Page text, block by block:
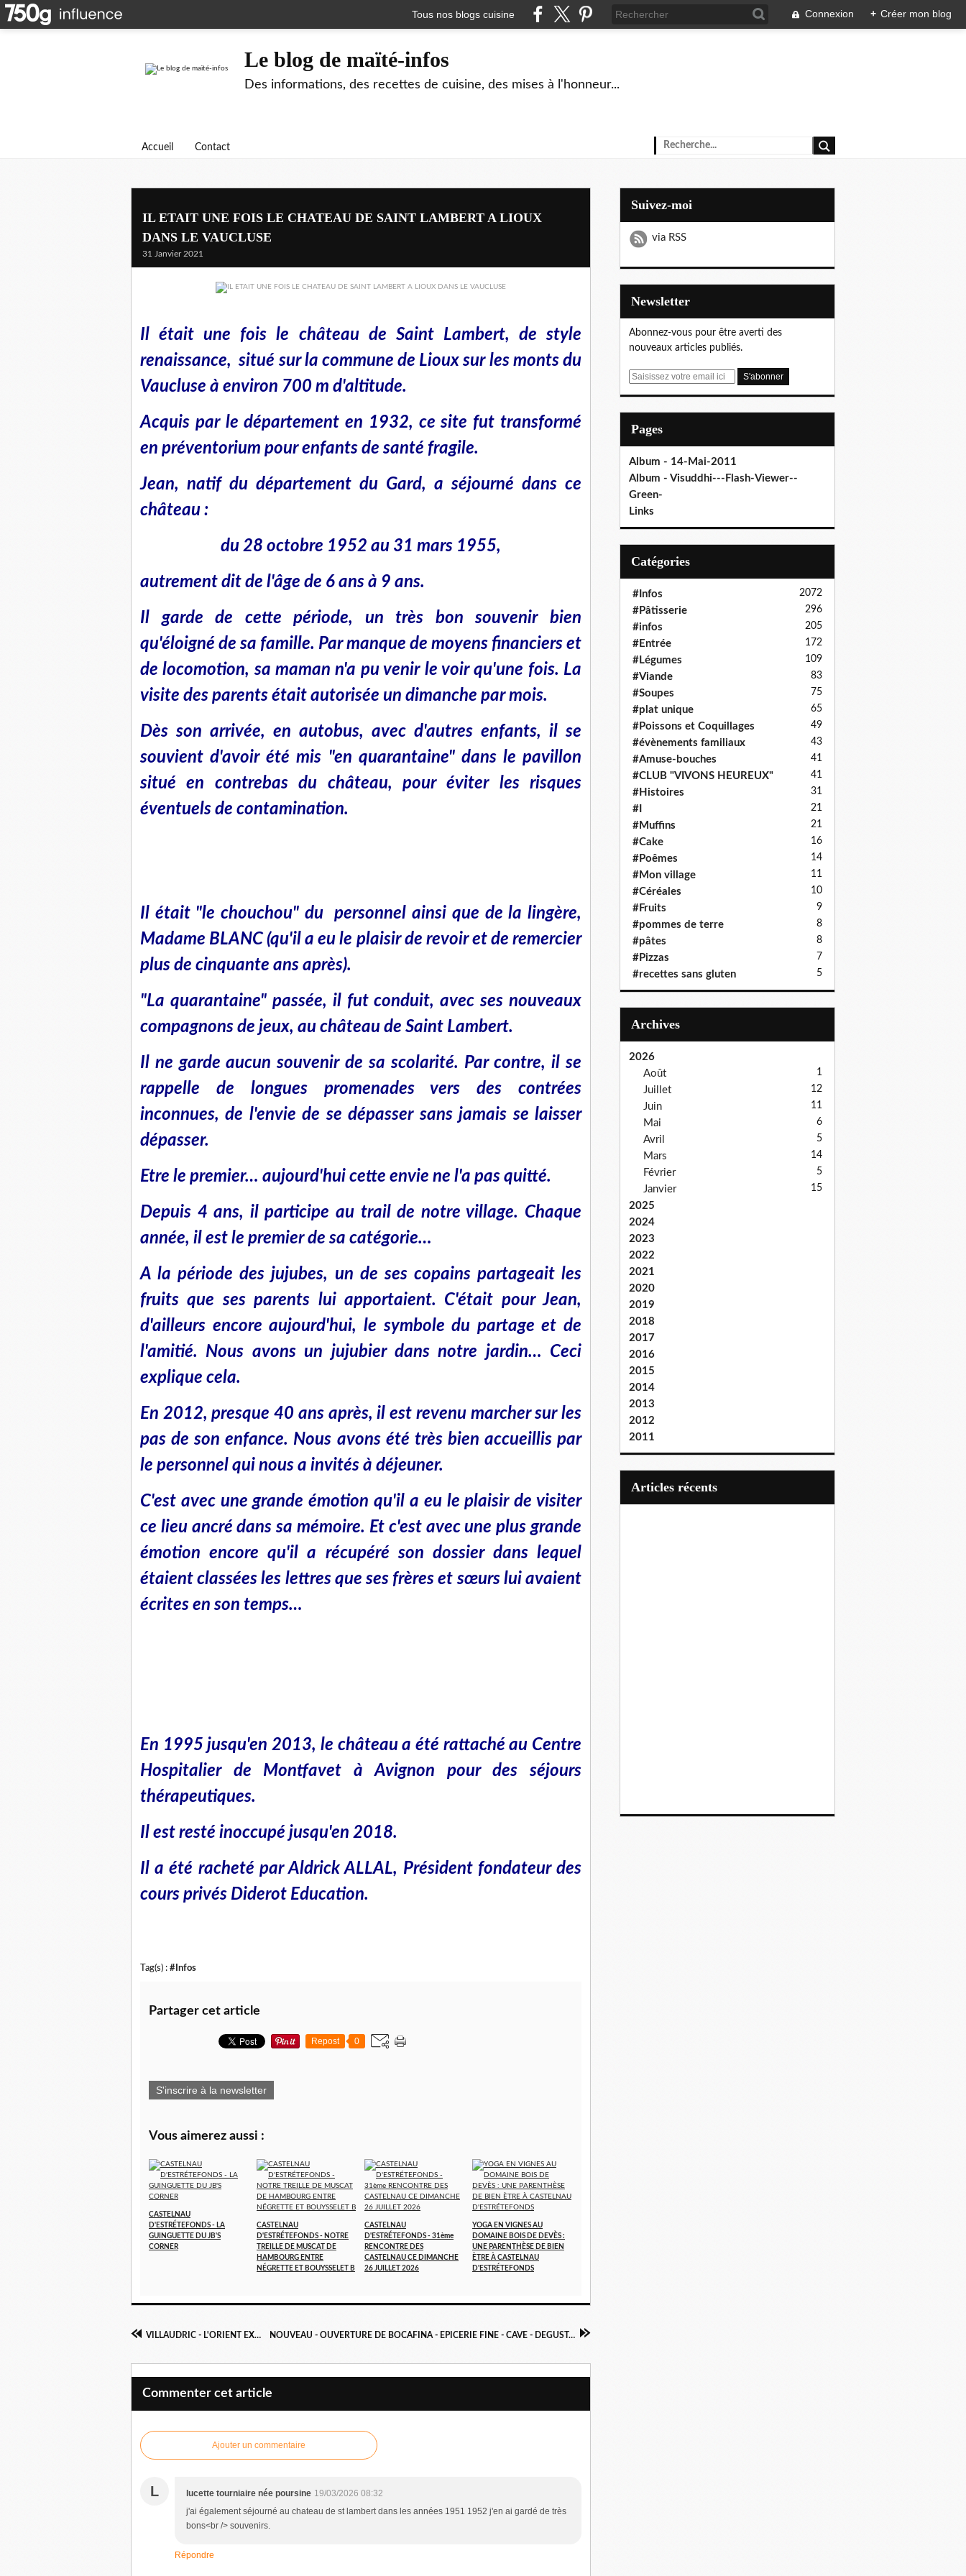
Tous nos blogs cuisine Connexion + Créer mon blog
Le blog de maïté-infos
Des informations, des recettes de cuisine, des mises à l'honneur...
Accueil Contact
IL ETAIT UNE FOIS LE CHATEAU DE SAINT LAMBERT A LIOUX
DANS LE VAUCLUSE
31 Janvier 2021
Il était une fois le château de Saint Lambert, de style
renaissance, situé sur la commune de Lioux sur les monts du
Vaucluse à environ 700 m d'altitude.
Acquis par le département en 1932, ce site fut transformé
en préventorium pour enfants de santé fragile.
Jean, natif du département du Gard, a séjourné dans ce
château :
du 28 octobre 1952 au 31 mars 1955,
autrement dit de l'âge de 6 ans à 9 ans.
Il garde de cette période, un très bon souvenir bien
qu'éloigné de sa famille. Par manque de moyens financiers et
de locomotion, sa maman n'a pu venir le voir qu'une fois. La
visite des parents était autorisée un dimanche par mois.
Dès son arrivée, en autobus, avec d'autres enfants, il se
souvient d'avoir été mis "en quarantaine" dans le pavillon
situé en contrebas du château, pour éviter les risques
éventuels de contamination.
Il était "le chouchou" du personnel ainsi que de la lingère,
Madame BLANC (qu'il a eu le plaisir de revoir et de remercier
plus de cinquante ans après).
"La quarantaine" passée, il fut conduit, avec ses nouveaux
compagnons de jeux, au château de Saint Lambert.
Il ne garde aucun souvenir de sa scolarité. Par contre, il se
rappelle de longues promenades vers des contrées
inconnues, de l'envie de se dépasser sans jamais se laisser
dépasser.
Etre le premier… aujourd'hui cette envie ne l'a pas quitté.
Depuis 4 ans, il participe au trail de notre village. Chaque
année, il est le premier de sa catégorie…
A la période des jujubes, un de ses copains partageait les
fruits que ses parents lui apportaient. C'était pour Jean,
d'ailleurs encore aujourd'hui, le symbole du partage et de
l'amitié. Nous avons un jujubier dans notre jardin… Ceci
explique cela.
En 2012, presque 40 ans après, il est revenu marcher sur les
pas de son enfance. Nous avons été très bien accueillis par
le personnel qui nous a invités à déjeuner.
C'est avec une grande émotion qu'il a eu le plaisir de visiter
ce lieu ancré dans sa mémoire. Et c'est avec une plus grande
émotion encore qu'il a récupéré son dossier dans lequel
étaient classées les lettres que ses frères et sœurslui avaient
écrites en son temps…
En 1995 jusqu'en 2013, le château a été rattaché au Centre
Hospitalier de Montfavet à Avignon pour des séjours
thérapeutiques.
Il est resté inoccupé jusqu'en 2018.
Il a été racheté par Aldrick ALLAL, Président fondateur des
cours privés Diderot Education.
Tag(s) : #Infos
Partager cet article
Repost 0
S'inscrire à la newsletter
Vous aimerez aussi :
CASTELNAU
D'ESTRÉTEFONDS - LA
GUINGUETTE DU JB'S
CORNER
CASTELNAU
D'ESTRÉTEFONDS - NOTRE
TREILLE DE MUSCAT DE
HAMBOURG ENTRE
NÉGRETTE ET BOUYSSELET B
CASTELNAU
D'ESTRÉTEFONDS - 31ème
RENCONTRE DES
CASTELNAU CE DIMANCHE
26 JUILLET 2026
YOGA EN VIGNES AU
DOMAINE BOIS DE DEVÈS :
UNE PARENTHÈSE DE BIEN
ÈTRE À CASTELNAU
D'ESTRÉTEFONDS
VILLAUDRIC - L'ORIENT EXPRESS TRAITEUR NOUVEAU - OUVERTURE DE BOCAFINA - EPICERIE FINE - CAVE - DEGUSTATION A CASTELNAU D'ESTRETEFONDS
Commenter cet article
Ajouter un commentaire
L lucette tourniaire née poursine 19/03/2026 08:32
j'ai également séjourné au chateau de st lambert dans les années 1951 1952 j'en ai gardé de très
bons<br /> souvenirs.
Répondre
Suivez-moi
via RSS
Newsletter
Abonnez-vous pour être averti des
nouveaux articles publiés.
E
Pages
Album - 14-Mai-2011
Album - Visuddhi---Flash-Viewer--
Green-
Links
Catégories
#Infos 2072
#Pâtisserie 296
#infos 205
#Entrée 172
#Légumes 109
#Viande 83
#Soupes 75
#plat unique 65
#Poissons et Coquillages 49
#évènements familiaux 43
#Amuse-bouches 41
#CLUB "VIVONS HEUREUX" 41
#Histoires 31
#I 21
#Muffins 21
#Cake 16
#Poêmes 14
#Mon village 11
#Céréales 10
#Fruits 9
#pommes de terre 8
#pâtes 8
#Pizzas 7
#recettes sans gluten 5
Archives
2026
Août
1
Juillet 12
Juin 11
Mai 6
Avril 5
Mars 14
Février 5
Janvier 15
2025
2024
2023
2022
2021
2020
2019
2018
2017
2016
2015
2014
2013
2012
2011
articles récents